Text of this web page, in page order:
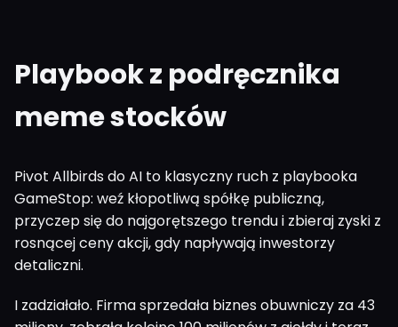
Playbook z podręcznika
meme stocków
Pivot Allbirds do AI to klasyczny ruch z playbooka
GameStop: weź kłopotliwą spółkę publiczną,
przyczep się do najgorętszego trendu i zbieraj zyski z
rosnącej ceny akcji, gdy napływają inwestorzy
detaliczni.
I zadziałało. Firma sprzedała biznes obuwniczy za 43